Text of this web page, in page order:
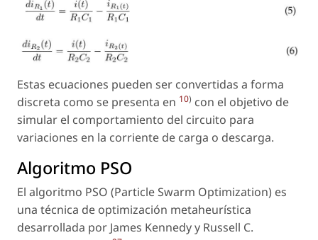
Estas ecuaciones pueden ser convertidas a forma
discreta como se presenta en 10) con el objetivo de
simular el comportamiento del circuito para
variaciones en la corriente de carga o descarga.
Algoritmo PSO
El algoritmo PSO (Particle Swarm Optimization) es
una técnica de optimización metaheurística
desarrollada por James Kennedy y Russell C.